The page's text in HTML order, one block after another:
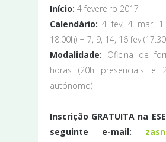
Início: 4 fevereiro 2017
Calendário: 4 fev, 4 mar, 1
18:00h) + 7, 9, 14, 16 fev
Modalidade: Oficina de
horas (20h presenciais e
autónomo)
Inscrição GRATUITA na
seguinte e-mail: